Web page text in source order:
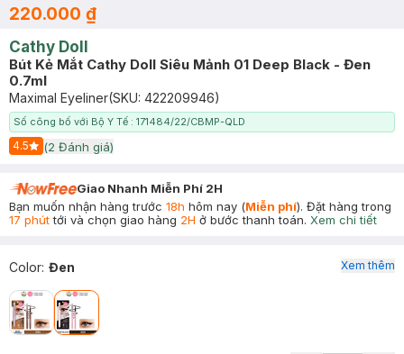
220.000 ₫
Cathy Doll
Bút Kẻ Mắt Cathy Doll Siêu Mảnh 01 Deep Black - Đen
0.7ml
Maximal Eyeliner(SKU: 422209946)
Số công bố với Bộ Y Tế : 171484/22/CBMP-QLD
4.5
Start Icon
(2 Đánh giá)
Giao Nhanh Miễn Phí 2H
Bạn muốn nhận hàng trước 18h hôm nay (Miễn phí). Đặt hàng trong
17 phúttới và chọn giao hàng 2H ở bước thanh toán. Xem chi tiết
Color: Đen Xem thêm